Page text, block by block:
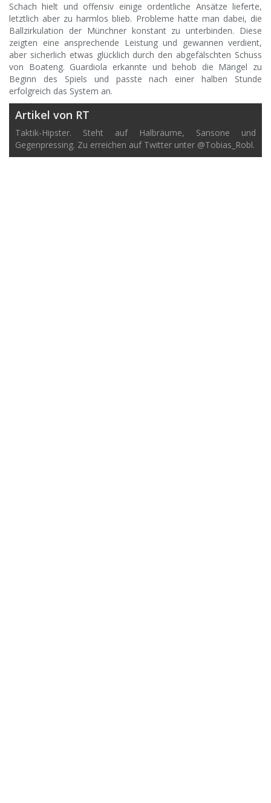
Schach hielt und offensiv einige ordentliche Ansätze lieferte,
letztlich aber zu harmlos blieb. Probleme hatte man dabei, die
Ballzirkulation der Münchner konstant zu unterbinden. Diese
zeigten eine ansprechende Leistung und gewannen verdient,
aber sicherlich etwas glücklich durch den abgefälschten Schuss
von Boateng. Guardiola erkannte und behob die Mängel zu
Beginn des Spiels und passte nach einer halben Stunde
erfolgreich das System an.
Artikel von RT
Taktik-Hipster. Steht auf Halbräume, Sansone und
Gegenpressing. Zu erreichen auf Twitter unter @Tobias_Robl.